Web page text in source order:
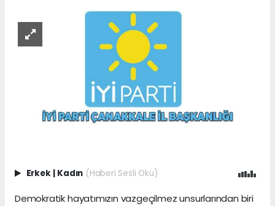
Erkek | Kadın (Haberi Sesli Oku)
Demokratik hayatımızın vazgeçilmez unsurlarından biri